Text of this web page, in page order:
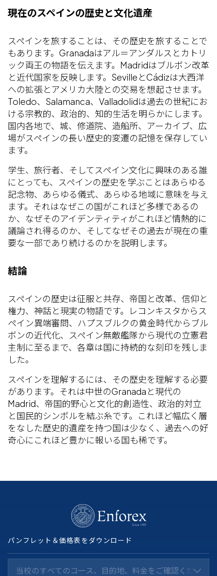
現在のスペインの歴史と文化遺産
スペインを旅することは、その歴史を旅することで
もあります。Granadaはアル＝アンダルスとカトリ
ック両王の物語を伝えます。Madridはブルボン改革
と近代国家を反映します。SevilleとCádizは大西洋
への拡張とアメリカ大陸との交易を想起させます。
Toledo、Salamanca、Valladolidは過去の世紀にお
ける宗教的、政治的、知的生活を明らかにします。
国内各地で、城、修道院、造船所、アーカイブ、広
場がスペインの長い歴史的変遷の記憶を保存してい
ます。
学生、旅行者、そしてスペイン文化に興味のある誰
にとっても、スペインの歴史を学ぶことはあらゆる
記念物、あらゆる儀式、あらゆる地域に意味を与え
ます。それはなぜこの国がこれほど多様であるの
か、なぜそのアイデンティティがこれほど情熱的に
議論され得るのか、そしてなぜその過去が現在の重
要な一部であり続けるのかを説明します。
結論
スペインの歴史は征服と共存、帝国と改革、信仰と
権力、神話と現実の物語です。レコンキスタからス
ペイン異端審問、ハプスブルクの黄金時代からブル
ボンの近代化、スペイン無敵艦隊から現代の立憲君
主制に至るまで、各章は国に持続的な刻印を残しま
した。
スペインを理解するには、その歴史を理解する必要
があります。それは中世のGranadaと現代の
Madrid、帝国的野心と文化的創造性、政治的対立
と国民的シンボルを結ぶ糸です。これほど幅広く層
をなした歴史的遺産を持つ国は少なく、過去への好
奇心にこれほど豊かに報いる国も稀です。
パンフレット＆価格表をダウンロード
当校のすべてのコース、目的地、料金をご確認ください *